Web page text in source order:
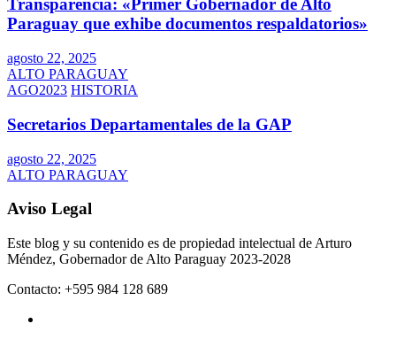
Transparencia: «Primer Gobernador de Alto
Paraguay que exhibe documentos respaldatorios»
agosto 22, 2025
ALTO PARAGUAY
AGO2023 HISTORIA
Secretarios Departamentales de la GAP
agosto 22, 2025
ALTO PARAGUAY
Aviso Legal
Este blog y su contenido es de propiedad intelectual de Arturo
Méndez, Gobernador de Alto Paraguay 2023-2028
Contacto: +595 984 128 689